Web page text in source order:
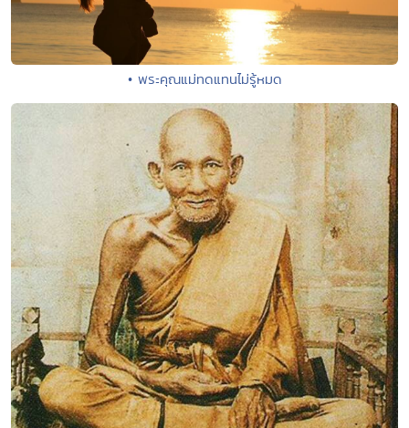
• พระคุณแม่ทดแทนไม่รู้หมด